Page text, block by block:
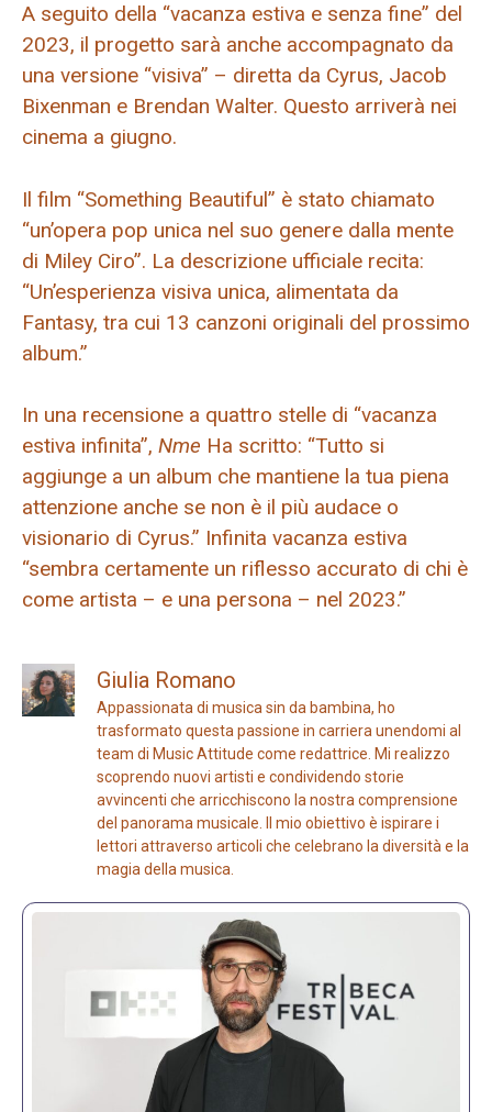
A seguito della “vacanza estiva e senza fine” del
2023, il progetto sarà anche accompagnato da
una versione “visiva” – diretta da Cyrus, Jacob
Bixenman e Brendan Walter. Questo arriverà nei
cinema a giugno.
Il film “Something Beautiful” è stato chiamato
“un’opera pop unica nel suo genere dalla mente
di Miley Ciro”. La descrizione ufficiale recita:
“Un’esperienza visiva unica, alimentata da
Fantasy, tra cui 13 canzoni originali del prossimo
album.”
In una recensione a quattro stelle di “vacanza
estiva infinita”, Nme Ha scritto: “Tutto si
aggiunge a un album che mantiene la tua piena
attenzione anche se non è il più audace o
visionario di Cyrus.” Infinita vacanza estiva
“sembra certamente un riflesso accurato di chi è
come artista – e una persona – nel 2023.”
Giulia Romano
Appassionata di musica sin da bambina, ho
trasformato questa passione in carriera unendomi al
team di Music Attitude come redattrice. Mi realizzo
scoprendo nuovi artisti e condividendo storie
avvincenti che arricchiscono la nostra comprensione
del panorama musicale. Il mio obiettivo è ispirare i
lettori attraverso articoli che celebrano la diversità e la
magia della musica.